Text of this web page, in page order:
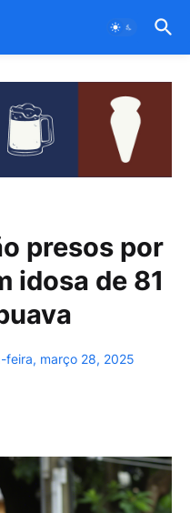
presos por
idosa de 81
feira, março 28, 2025